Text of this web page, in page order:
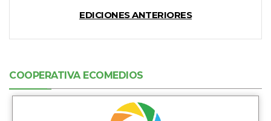
EDICIONES ANTERIORES
COOPERATIVA ECOMEDIOS